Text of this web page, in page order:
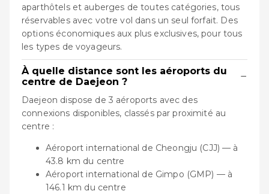
aparthôtels et auberges de toutes catégories, tous
réservables avec votre vol dans un seul forfait. Des
options économiques aux plus exclusives, pour tous
les types de voyageurs.
À quelle distance sont les aéroports du
centre de Daejeon ?
−
Daejeon dispose de 3 aéroports avec des
connexions disponibles, classés par proximité au
centre :
Aéroport international de Cheongju (CJJ) — à
43.8 km du centre
Aéroport international de Gimpo (GMP) — à
146.1 km du centre